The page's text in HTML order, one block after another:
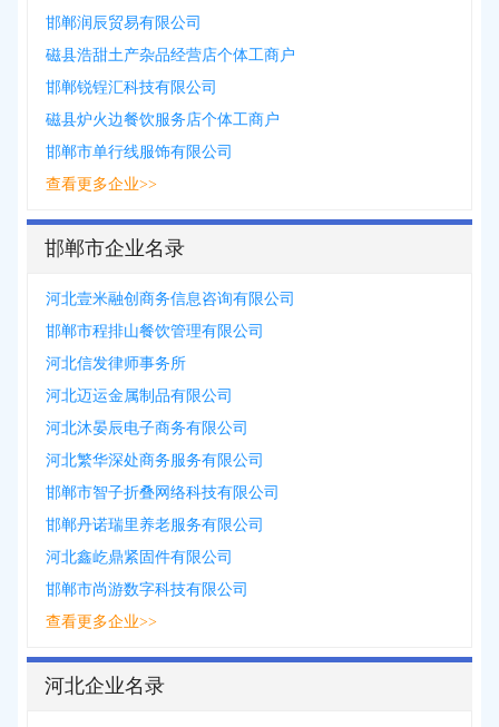
邯郸润辰贸易有限公司
磁县浩甜土产杂品经营店个体工商户
邯郸锐锃汇科技有限公司
磁县炉火边餐饮服务店个体工商户
邯郸市单行线服饰有限公司
查看更多企业>>
邯郸市企业名录
河北壹米融创商务信息咨询有限公司
邯郸市程排山餐饮管理有限公司
河北信发律师事务所
河北迈运金属制品有限公司
河北沐晏辰电子商务有限公司
河北繁华深处商务服务有限公司
邯郸市智子折叠网络科技有限公司
邯郸丹诺瑞里养老服务有限公司
河北鑫屹鼎紧固件有限公司
邯郸市尚游数字科技有限公司
查看更多企业>>
河北企业名录